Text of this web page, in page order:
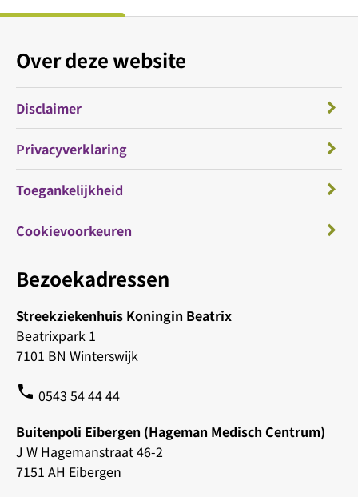
Bezoekadressen
Streekziekenhuis Koningin Beatrix
Beatrixpark 1
7101 BN Winterswijk
phone 0543 54 44 44
Buitenpoli Eibergen (Hageman Medisch Centrum)
J W Hagemanstraat 46-2
7151 AH Eibergen
Over deze website
Disclaimer
Privacyverklaring
Toegankelijkheid
Cookievoorkeuren